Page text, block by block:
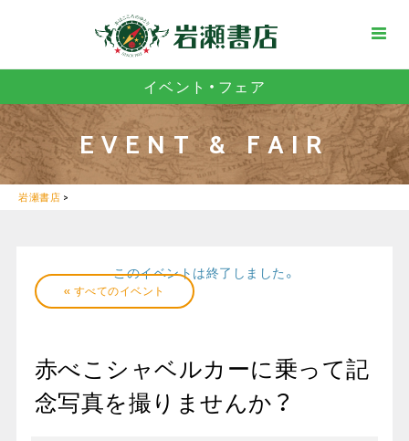
イベント・フェア
EVENT & FAIR
岩瀬書店 >
« すべてのイベント
このイベントは終了しました。
赤べこシャベルカーに乗って記
念写真を撮りませんか？